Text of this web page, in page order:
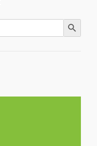
Search Button